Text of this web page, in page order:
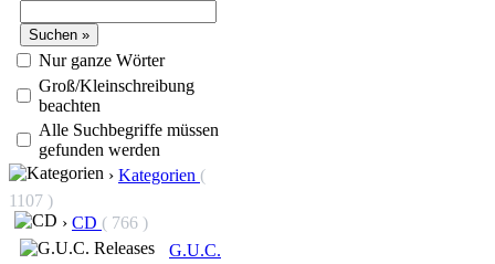
Nur ganze Wörter
Groß/Kleinschreibung
beachten
Alle Suchbegriffe müssen
gefunden werden
› Kategorien (
1107 )
› CD ( 766 )
G.U.C.